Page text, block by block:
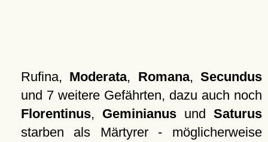
Rufina, Moderata, Romana,Secundus
und 7 weitere Gefährten, dazu auch noch
Florentinus, Geminianusund Saturus
starben als Märtyrer - möglicherweise